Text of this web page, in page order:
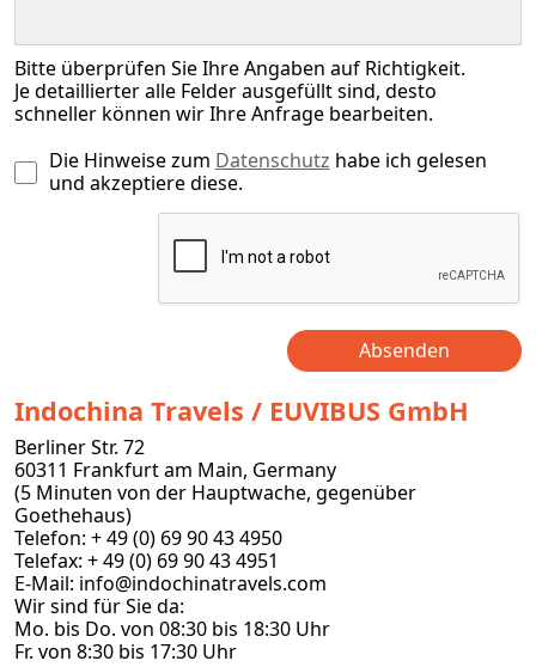
Bitte überprüfen Sie Ihre Angaben auf Richtigkeit.
Je detaillierter alle Felder ausgefüllt sind, desto
schneller können wir Ihre Anfrage bearbeiten.
Die Hinweise zum Datenschutz habe ich gelesen
und akzeptiere diese.
Absenden
Indochina Travels / EUVIBUS GmbH
Berliner Str. 72
60311 Frankfurt am Main, Germany
(5 Minuten von der Hauptwache, gegenüber
Goethehaus)
Telefon: + 49 (0) 69 90 43 4950
Telefax: + 49 (0) 69 90 43 4951
E-Mail: info@indochinatravels.com
Wir sind für Sie da:
Mo. bis Do. von 08:30 bis 18:30 Uhr
Fr. von 8:30 bis 17:30 Uhr